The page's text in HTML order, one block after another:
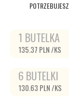
1 BUTELKA
135.37 PLN /KS
6 BUTELKI
130.63 PLN /KS